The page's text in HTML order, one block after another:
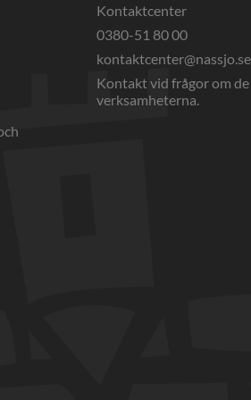
öppnas i nytt fönster.
webbplats, öppnas i nytt fönster.
Kontaktcenter
0380-51 80 00
kontaktcenter@nassjo.se
Kontakt vid frågor om
verksamheterna.